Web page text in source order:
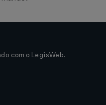
com o LegisWeb.